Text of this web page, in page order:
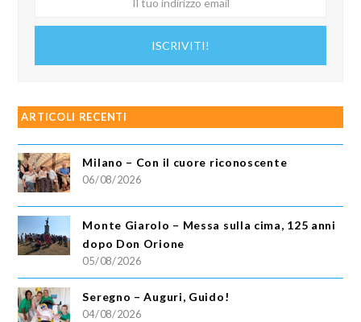
ISCRIVITI!
ARTICOLI RECENTI
Milano – Con il cuore riconoscente
06/08/2026
Monte Giarolo – Messa sulla cima, 125 anni
dopo Don Orione
05/08/2026
Seregno – Auguri, Guido!
04/08/2026